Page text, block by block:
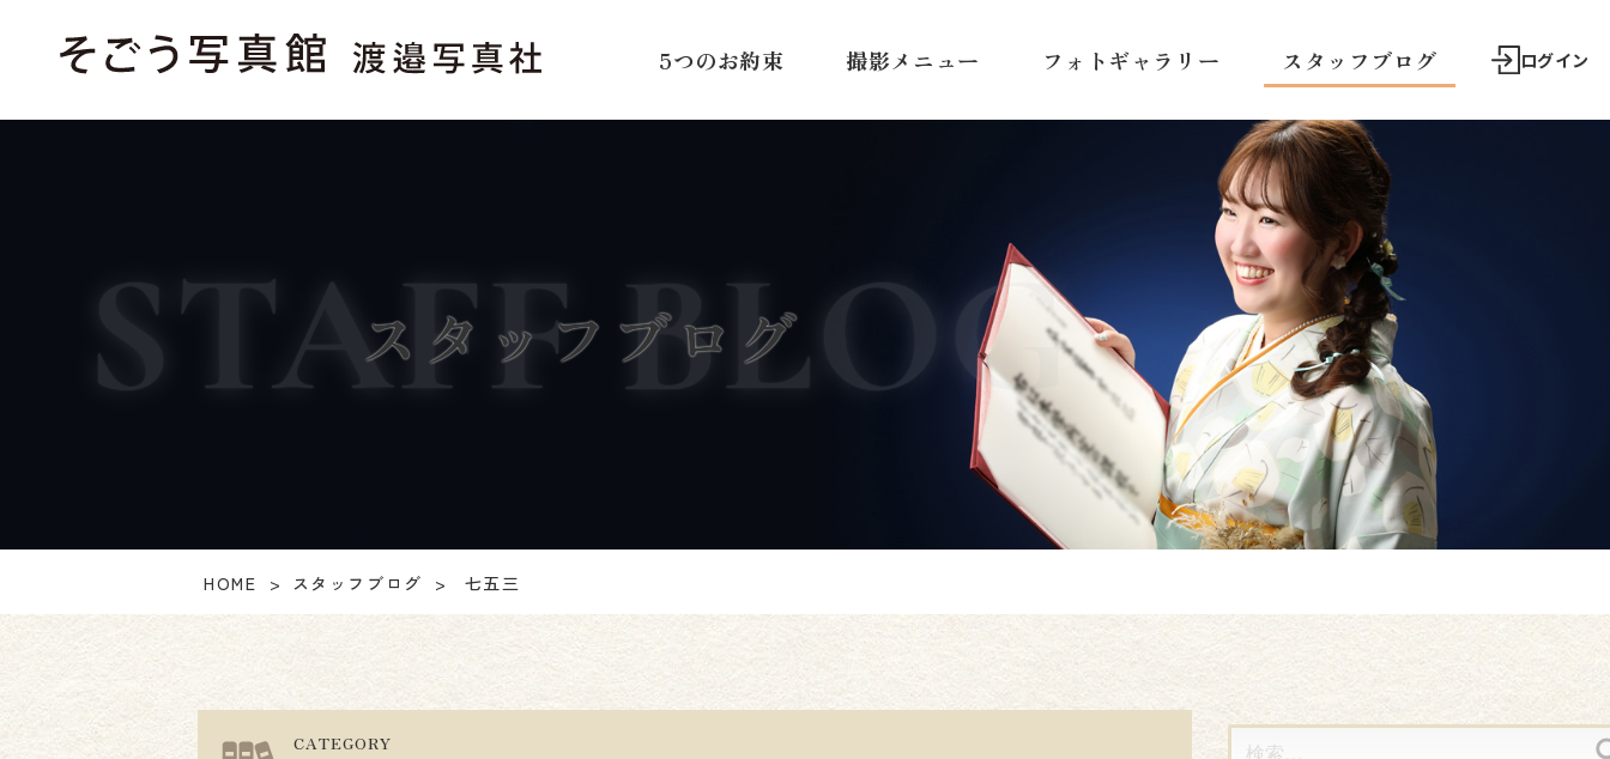
5つのお約束 撮影メニュー フォトギャラリー スタッフブログ ログイン
スタッフブログ
STAFF BLOG
HOME スタッフブログ 七五三
CATEGORY